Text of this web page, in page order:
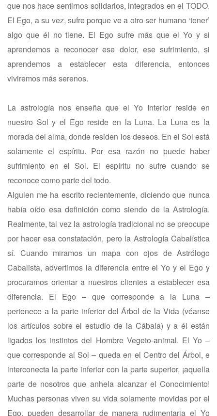
que nos hace sentirnos solidarios, integrados en el TODO.
El Ego, a su vez, sufre porque ve a otro ser humano ‘tener’
algo que él no tiene. El Ego sufre más que el Yo y si
aprendemos a reconocer ese dolor, ese sufrimiento, si
aprendemos a establecer esta diferencia, entonces
viviremos más serenos.
La astrología nos enseña que el Yo Interior reside en
nuestro Sol y el Ego reside en la Luna. La Luna es la
morada del alma, donde residen los deseos. En el Sol está
solamente el espíritu. Por esa razón no puede haber
sufrimiento en el Sol. El espíritu no sufre cuando se
reconoce como parte del todo.
Alguien me ha escrito recientemente, diciendo que nunca
había oído esa definición como siendo de la Astrología.
Realmente, tal vez la astrología tradicional no se preocupe
por hacer esa constatación, pero la Astrología Cabalística
sí. Cuando miramos un mapa con ojos de Astrólogo
Cabalista, advertimos la diferencia entre el Yo y el Ego y
procuramos orientar a nuestros clientes a establecer esa
diferencia. El Ego – que corresponde a la Luna –
pertenece a la parte inferior del Árbol de la Vida (véanse
los artículos sobre el estudio de la Cábala) y a él están
ligados los instintos del Hombre Vegeto-animal. El Yo –
que corresponde al Sol – queda en el Centro del Árbol, e
interconecta la parte inferior con la parte superior, ¡aquella
parte de nosotros que anhela alcanzar el Conocimiento!
Muchas personas viven su vida solamente movidas por el
Ego, pueden desarrollar de manera rudimentaria el Yo